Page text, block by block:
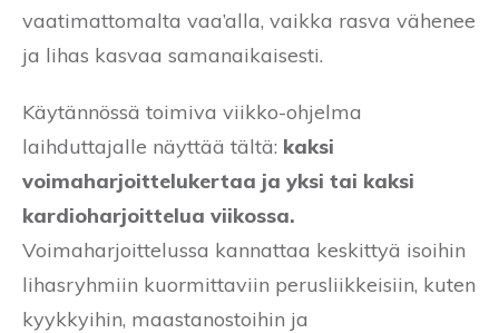
vaatimattomalta vaa’alla, vaikka rasva vähenee
ja lihas kasvaa samanaikaisesti.
Käytännössä toimiva viikko-ohjelma
laihduttajalle näyttää tältä: kaksi
voimaharjoittelukertaa ja yksi tai kaksi
kardioharjoittelua viikossa.
Voimaharjoittelussa kannattaa keskittyä isoihin
lihasryhmiin kuormittaviin perusliikkeisiin, kuten
kyykkyihin, maastanostoihin ja